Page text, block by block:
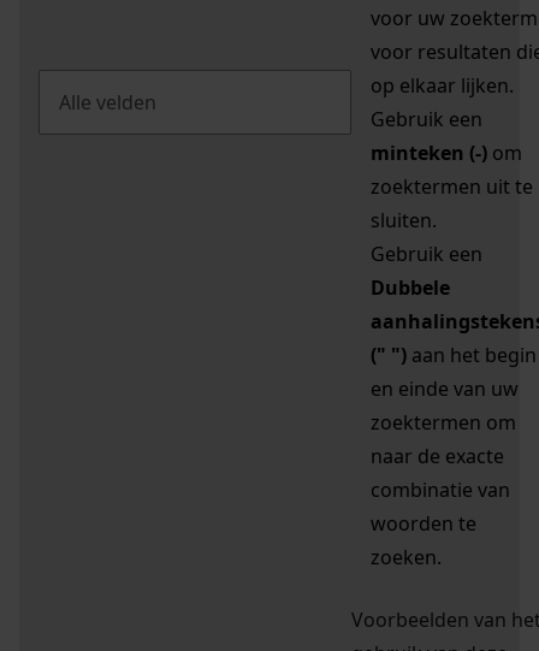
voor uw zoekterm
voor resultaten
op elkaar lijken.
Gebruik een
minteken (-) om
zoektermen uit te
sluiten.
Gebruik een
Dubbele
(" ") aan het begin
en einde van uw
zoektermen om
naar de exacte
combinatie van
woorden te
zoeken.
Voorbeelden van